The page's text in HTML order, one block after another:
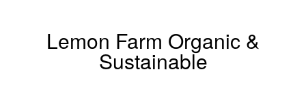
Lemon Farm Organic &
Sustainable